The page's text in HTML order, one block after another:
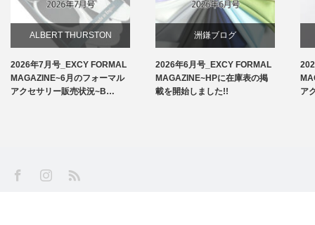
ALBERT THURSTON
お知らせ
2026年7月号_EXCY FORMAL
MAGAZINE~6月のフォーマル
アクセサリー販売状況~B…
洲鎌ブログ
2026年6月号_EXCY FORMAL
MAGAZINE~HPに在庫表の掲
載を開始しました!!
ア
FacebookInstagram